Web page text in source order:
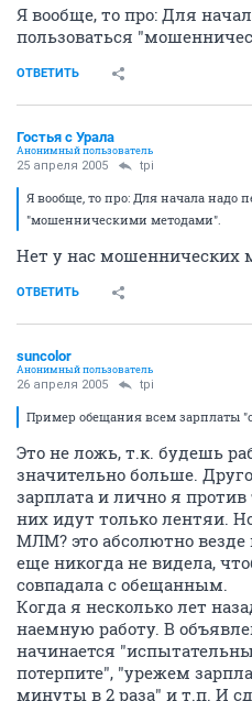
Я вообще, то про: Для
пользоваться
ОТВЕТИТЬ
Гостья с Урала
Анонимный пользователь
25 апреля 2005 tpi
Я вообще, то про: Для начала надо
"мошенническими методами".
Нет у нас мошеннических
ОТВЕТИТЬ
suncolor
Анонимный пользователь
26 апреля 2005 tpi
Пример обещания всем зарплаты
Это не ложь, т.к. будешь
значительно больше.
зарплата и лично я
них идут только лентяи.
МЛМ? это абсолютно везде
еще никогда не видела,
совпадала с обещанным.
Когда я несколько лет
наемную работу. В
начинается
потерпите", "урежем
минуты в 2 раза" и т.п. И